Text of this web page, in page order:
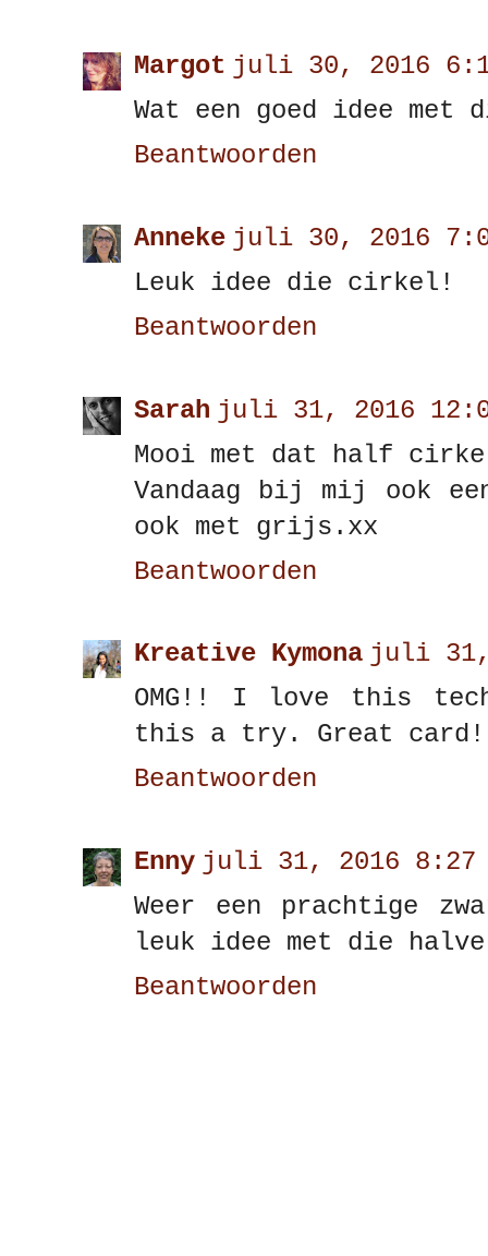
Margot juli 30, 2016
Wat een goed idee
Beantwoorden
Anneke juli 30, 2016
Leuk idee die cirkel!
Beantwoorden
Sarah juli 31, 2016
Mooi met dat half
Vandaag bij mij ook
ook met grijs.xx
Beantwoorden
Kreative Kymona juli 31,
OMG!! I love this
this a try. Great card!
Beantwoorden
Enny juli 31, 2016 8:27
Weer een prachtige
leuk idee met die
Beantwoorden